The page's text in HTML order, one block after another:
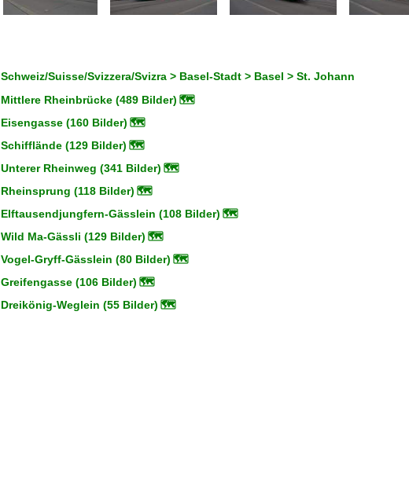
Schweiz/Suisse/Svizzera/Svizra > Basel-Stadt > Basel > St. Johann
Mittlere Rheinbrücke (489 Bilder) 🗺
Eisengasse (160 Bilder) 🗺
Schifflände (129 Bilder) 🗺
Unterer Rheinweg (341 Bilder) 🗺
Rheinsprung (118 Bilder) 🗺
Elftausendjungfern-Gässlein (108 Bilder) 🗺
Wild Ma-Gässli (129 Bilder) 🗺
Vogel-Gryff-Gässlein (80 Bilder) 🗺
Greifengasse (106 Bilder) 🗺
Dreikönig-Weglein (55 Bilder) 🗺